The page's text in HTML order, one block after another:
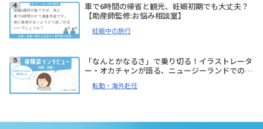
車で6時間の帰省と観光、妊娠初期でも大丈夫？
【助産師監修:お悩み相談室】
妊娠中の旅行
「なんとかなるさ」で乗り切る！イラストレータ
ー・オカチャンが語る、ニュージーランドでの妊
娠、出産体験談【体験談インタビュー】
転勤・海外赴任